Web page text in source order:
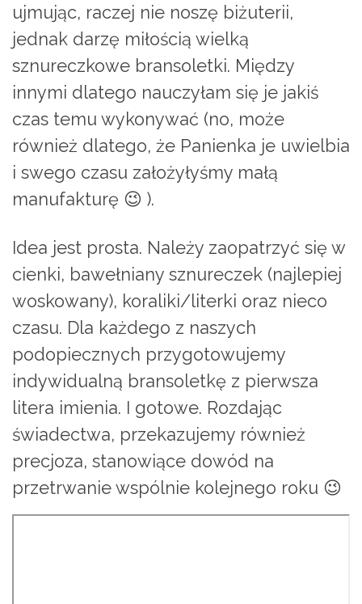
ujmując, raczej nie noszę biżuterii,
jednak darzę miłością wielką
sznureczkowe bransoletki. Między
innymi dlatego nauczyłam się je jakiś
czas temu wykonywać (no, może
również dlatego, że Panienka je uwielbia
i swego czasu założyłyśmy małą
manufakturę 😉 ).
Idea jest prosta. Należy zaopatrzyć się w
cienki, bawełniany sznureczek (najlepiej
woskowany), koraliki/literki oraz nieco
czasu. Dla każdego z naszych
podopiecznych przygotowujemy
indywidualną bransoletkę z pierwsza
litera imienia. I gotowe. Rozdając
świadectwa, przekazujemy również
precjoza, stanowiące dowód na
przetrwanie wspólnie kolejnego roku 😉